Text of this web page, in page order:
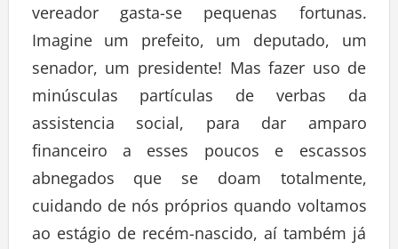
vereador gasta-se pequenas fortunas.
Imagine um prefeito, um deputado, um
senador, um presidente! Mas fazer uso de
minúsculas partículas de verbas da
assistencia social, para dar amparo
financeiro a esses poucos e escassos
abnegados que se doam totalmente,
cuidando de nós próprios quando voltamos
ao estágio de recém-nascido, aí também já